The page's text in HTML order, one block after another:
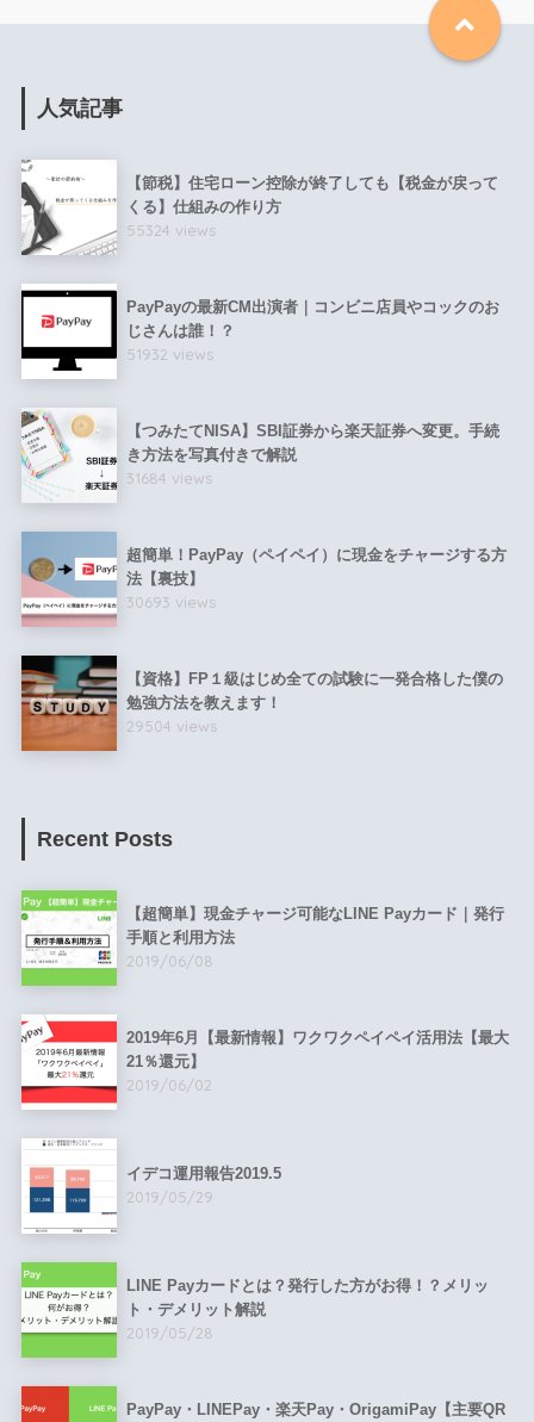
人気記事
【節税】住宅ローン控除が終了しても【税金が戻って
くる】仕組みの作り方
55324 views
PayPayの最新CM出演者｜コンビニ店員やコックのお
じさんは誰！？
51932 views
【つみたてNISA】SBI証券から楽天証券へ変更。手続
き方法を写真付きで解説
31684 views
超簡単！PayPay（ペイペイ）に現金をチャージする方
法【裏技】
30693 views
【資格】FP１級はじめ全ての試験に一発合格した僕の
勉強方法を教えます！
29504 views
Recent Posts
【超簡単】現金チャージ可能なLINE Payカード｜発行
手順と利用方法
2019/06/08
2019年6月【最新情報】ワクワクペイペイ活用法【最大
21％還元】
2019/06/02
イデコ運用報告2019.5
2019/05/29
LINE Payカードとは？発行した方がお得！？メリッ
ト・デメリット解説
2019/05/28
PayPay・LINEPay・楽天Pay・OrigamiPay【主要QR